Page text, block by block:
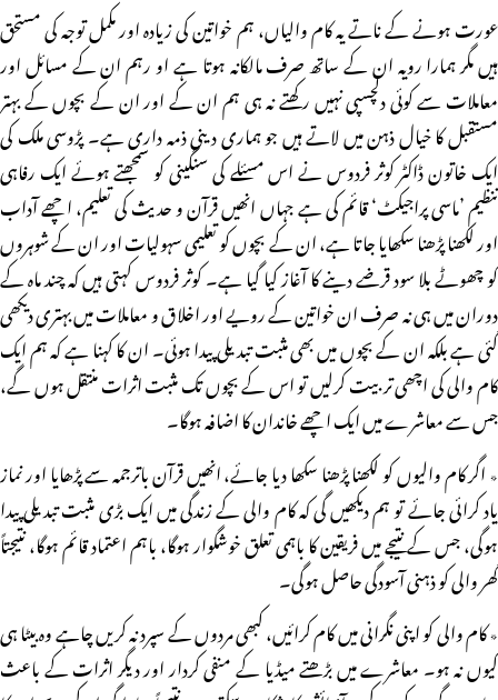
عورت ہونے کے ناتے یہ کام والیاں، ہم خواتین کی زیادہ اور مکمل توجہ کی مستحق
ہیں مگر ہمارا رویہ ان کے ساتھ صرف مالکانہ ہوتا ہے او رہم ان کے مسائل اور
معاملات سے کوئی دلچسپی نہیں رکھتے نہ ہی ہم ان کے اور ان کے بچوں کے بہتر
مستقبل کا خیال ذہن میں لاتے ہیں جو ہماری دینی ذمہ داری ہے۔ پڑوسی ملک کی
ایک خاتون ڈاکٹر کوثر فردوس نے اس مسئلے کی سنگینی کو سمجھتے ہوئے ایک رفاہی
تنظیم ’ماسی پراجیکٹ‘ قائم کی ہے جہاں انھیں قرآن و حدیث کی تعلیم، اچھے آداب
اور لکھنا پڑھنا سکھایا جاتا ہے، ان کے بچوں کو تعلیمی سہولیات اور ان کے شوہروں
کو چھوٹے بلا سود قرضے دینے کا آغاز کیا گیا ہے۔ کوثر فردوس کہتی ہیں کہ چند ماہ کے
دوران میں ہی نہ صرف ان خواتین کے رویے اور اخلاق و معاملات میں بہتری دیکھی
گئی ہے بلکہ ان کے بچوں میں بھی مثبت تبدیلی پیدا ہوئی۔ ان کا کہنا ہے کہ ہم ایک
کام والی کی اچھی تربیت کرلیں تو اس کے بچوں تک مثبت اثرات منتقل ہوں گے،
جس سے معاشرے میں ایک اچھے خاندان کا اضافہ ہوگا۔
٭ اگر کام والیوں کو لکھنا پڑھنا سکھا دیا جائے، انھیں قرآن باترجمہ سے پڑھایا اور نماز
یاد کرائی جائے تو ہم دیکھیں گی کہ کام والی کے زندگی میں ایک بڑی مثبت تبدیلی پیدا
ہوگی، جس کے نتیجے میں فریقین کا باہمی تعلق خوشگوار ہوگا، باہم اعتماد قائم ہوگا، نتیجتاً
گھر والی کو ذہنی آسودگی حاصل ہوگی۔
٭ کام والی کو اپنی نگرانی میں کام کرائیں، کبھی مردوں کے سپرد نہ کریں چاہے وہ بیٹا ہی
کیوں نہ ہو۔ معاشرے میں بڑھتے میڈیا کے منفی کردار اور دیگر اثرات کے باعث